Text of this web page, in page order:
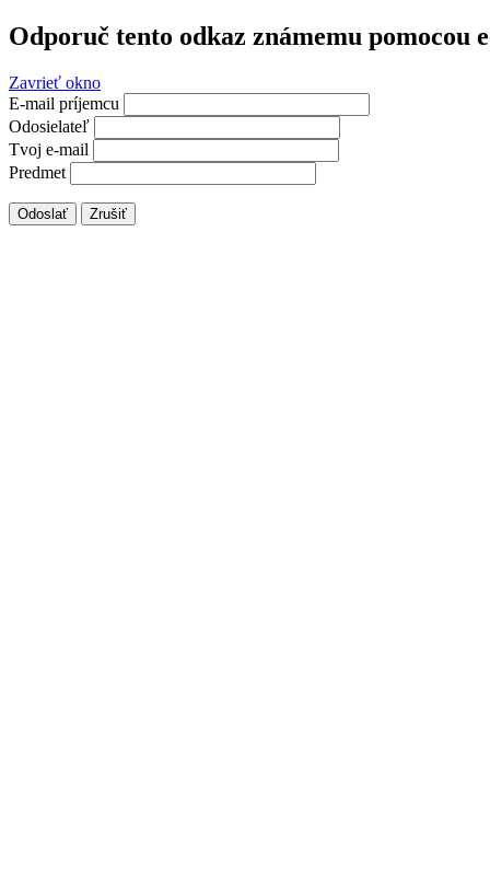
Odporuč tento odkaz známemu pomocou
Zavrieť okno
E-mail príjemcu
Odosielateľ
Tvoj e-mail
Predmet
Odoslať Zrušiť